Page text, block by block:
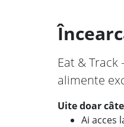
Eat &
alimente
Uite doar
Ai acces